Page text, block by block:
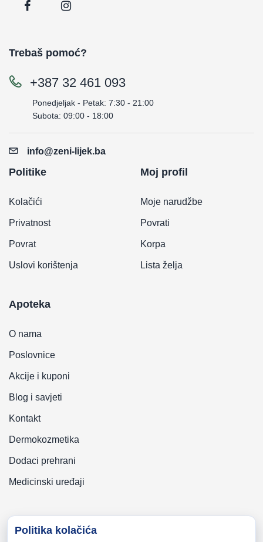
Trebaš pomoć?
+387 32 461 093
Ponedjeljak - Petak: 7:30 - 21:00
Subota: 09:00 - 18:00
info@zeni-lijek.ba
Politike
Kolačići
Privatnost
Povrat
Uslovi korištenja
Moj profil
Moje narudžbe
Povrati
Korpa
Lista želja
Apoteka
O nama
Poslovnice
Akcije i kuponi
Blog i savjeti
Kontakt
Dermokozmetika
Dodaci prehrani
Medicinski uređaji
Politika kolačića